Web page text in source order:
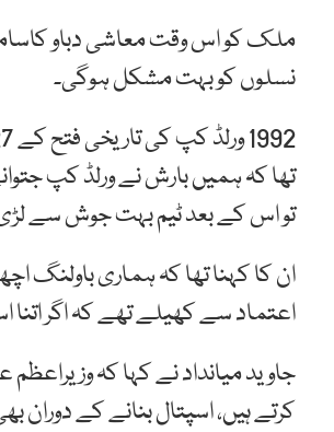
ملک کو اس وقت معاشی دباو
نسلوں کو بہت مشکل ہوگی۔
تھا کہ ہمیں بارش نے ورلڈ کپ
تو اس کے بعد ٹیم بہت جوش سے
ان کا کہنا تھا کہ ہماری باولنگ
اعتماد سے کھیلے تھے کہ اگر اتنا
جاوید میانداد نے کہا کہ
کرتے ہیں، اسپتال بنانے کے